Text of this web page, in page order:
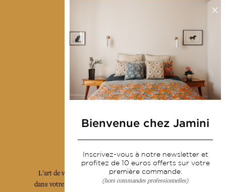
Livraison & retour
CGV
Devenir revendeur
Notre communauté
L'art de vivre JAMINI raconté avec poésie et élégance
dans votre boîte mail. Inscrivez vous à notre newsletter
Bienvenue chez Jamini
Inscrivez-vous à notre newsletter et
profitez de 10 euros offerts sur votre
première commande.
(hors commandes professionnelles)